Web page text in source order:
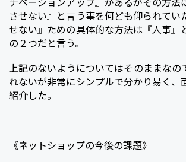
させない』と言う事を何ども仰られてい
せない』ための具体的な方法は『人事』
の２つだと言う。
上記のないようについてはそのままなの
れないが非常にシンプルで分かり易く、
紹介した。
《ネットショップの今後の課題》